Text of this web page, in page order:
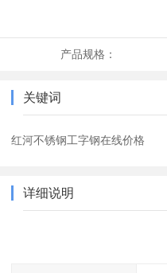
产品规格：
关键词
红河不锈钢工字钢在线价格
详细说明